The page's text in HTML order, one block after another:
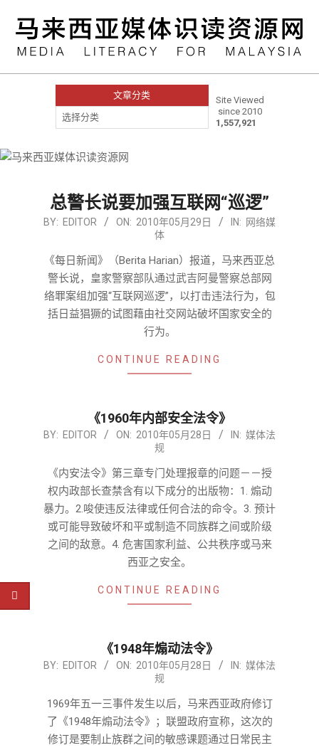
content
文章分类
文
章
类
Site Viewed
since 2010
1,557,921
Primary
总警长说要加强互联网“巡逻”
2010-
29
BY: EDITOR ON: 2010年05月29日 IN: 网络媒
体
《每日新闻》（Berita Harian）报道，马来西亚总
警长说，皇家警察部队通过武吉阿曼警察总部网
络罪案组加强“互联网巡逻”，以打击违法行为，包
括日益猖獗的试图藉由社交网站破坏国家安全的
行为。
CONTINUE READING
《1960年内部安全法令》
2010-
BY: EDITOR ON: 2010年05月28日 IN: 媒体法
规
《内安法令》第三章专门处理报章的问题－－授
权内政部长查禁含有以下成分的出版物：1. 煽动
暴力。2.唆使违反法律或任何合法的命令。3. 预计
或可能导致破坏和平或制造不同族群之间或阶级
之间的敌意。4. 危害国家利益、公共秩序或马来
西亚之安全。
CONTINUE READING
《1948年煽动法令》
2010-
28
BY: EDITOR ON: 2010年05月28日 IN: 媒体法
规
1969年五一三事件发生以后，马来西亚政府修订
了《1948年煽动法令》；联盟政府宣称，这次的
修订是要制止族群之间的敏感课题通过日常民主